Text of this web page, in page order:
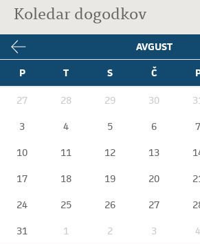
Koledar dogodkov
AVGUST
P
T S Č
27 28 29 30
3
4 5 6 7
10
11 12 13
17
18 19 20
24
25 26 27
31
1 2 3 4